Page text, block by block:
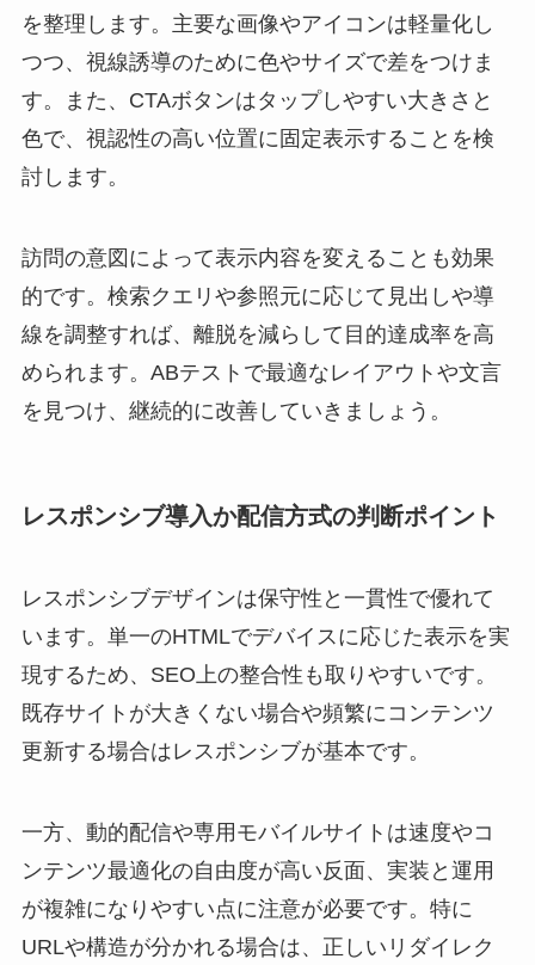
を整理します。主要な画像やアイコンは軽量化し
つつ、視線誘導のために色やサイズで差をつけま
す。また、CTAボタンはタップしやすい大きさと
色で、視認性の高い位置に固定表示することを検
討します。
訪問の意図によって表示内容を変えることも効果
的です。検索クエリや参照元に応じて見出しや導
線を調整すれば、離脱を減らして目的達成率を高
められます。ABテストで最適なレイアウトや文言
を見つけ、継続的に改善していきましょう。
レスポンシブ導入か配信方式の判断ポイント
レスポンシブデザインは保守性と一貫性で優れて
います。単一のHTMLでデバイスに応じた表示を実
現するため、SEO上の整合性も取りやすいです。
既存サイトが大きくない場合や頻繁にコンテンツ
更新する場合はレスポンシブが基本です。
一方、動的配信や専用モバイルサイトは速度やコ
ンテンツ最適化の自由度が高い反面、実装と運用
が複雑になりやすい点に注意が必要です。特に
URLや構造が分かれる場合は、正しいリダイレク